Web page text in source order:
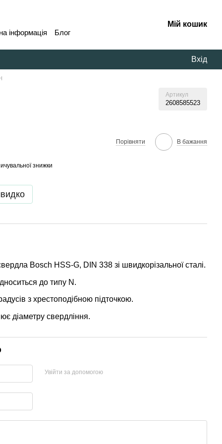
інформація Блог
Мій кошик
Вхід
Артикул
2608585523
Порівняти В бажання
знижки
Bosch HSS-G, DIN 338 зі швидкорізальної сталі.
до типу N.
з хрестоподібною підточкою.
діаметру свердління.
Увійти за допомогою